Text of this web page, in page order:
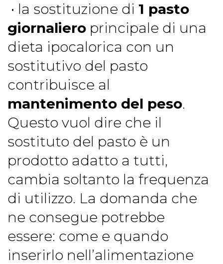
• la sostituzione di 1 pasto
giornaliero principale di una
dieta ipocalorica con un
sostitutivo del pasto
contribuisce al
mantenimento del peso.
Questo vuol dire che il
sostituto del pasto è un
prodotto adatto a tutti,
cambia soltanto la frequenza
di utilizzo. La domanda che
ne consegue potrebbe
essere: come e quando
inserirlo nell’alimentazione